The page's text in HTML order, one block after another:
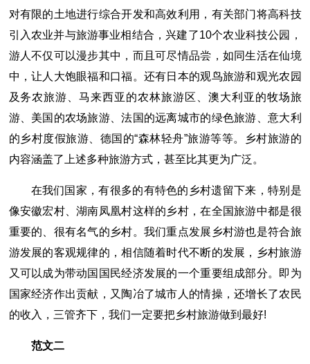
对有限的土地进行综合开发和高效利用，有关部门将高科技
引入农业并与旅游事业相结合，兴建了10个农业科技公园，
游人不仅可以漫步其中，而且可尽情品尝，如同生活在仙境
中，让人大饱眼福和口福。还有日本的观鸟旅游和观光农园
及务农旅游、马来西亚的农林旅游区、澳大利亚的牧场旅
游、美国的农场旅游、法国的远离城市的绿色旅游、意大利
的乡村度假旅游、德国的“森林轻舟”旅游等等。乡村旅游的
内容涵盖了上述多种旅游方式，甚至比其更为广泛。
在我们国家，有很多的有特色的乡村遗留下来，特别是
像安徽宏村、湖南凤凰村这样的乡村，在全国旅游中都是很
重要的、很有名气的乡村。我们重点发展乡村游也是符合旅
游发展的客观规律的，相信随着时代不断的发展，乡村旅游
又可以成为带动国国民经济发展的一个重要组成部分。即为
国家经济作出贡献，又陶冶了城市人的情操，还增长了农民
的收入，三管齐下，我们一定要把乡村旅游做到最好!
范文二